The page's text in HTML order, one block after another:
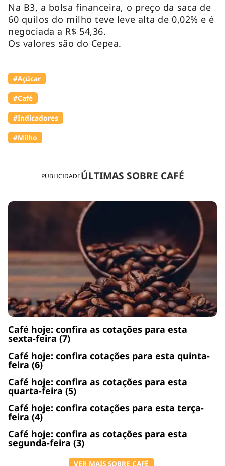
PUBLICIDADEÚLTIMAS SOBRE CAFÉ
Café hoje: confira as cotações para esta
sexta-feira (7)
Café hoje: confira cotações para esta quinta-
feira (6)
Café hoje: confira as cotações para esta
quarta-feira (5)
Café hoje: confira cotações para esta terça-
feira (4)
Café hoje: confira as cotações para esta
segunda-feira (3)
VER MAIS SOBRE CAFÉ
Na B3, a bolsa financeira, o preço da saca de
60 quilos do milho teve leve alta de 0,02% e é
negociada a R$ 54,36.
Os valores são do Cepea.
#Açúcar
#Café
#Indicadores
#Milho